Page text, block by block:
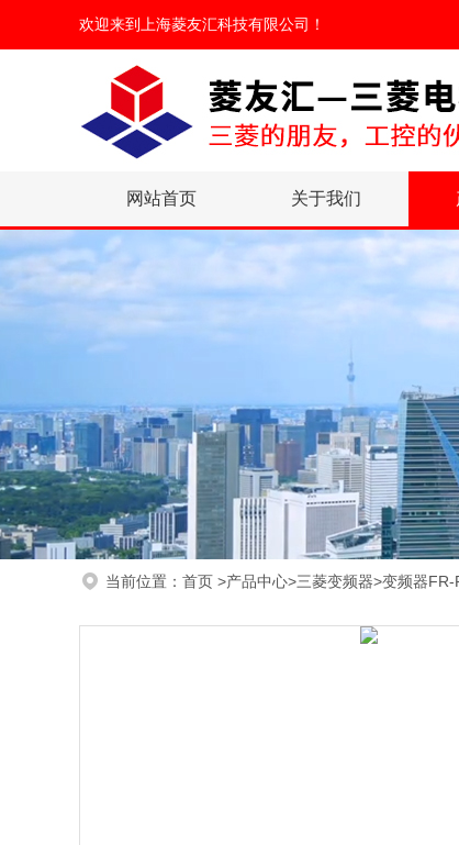
欢迎来到 上海菱友汇科技有限公司 ！
网站首页 关于我们
当前位置： 首页 >产品中心>三菱变频器>变频器FR-